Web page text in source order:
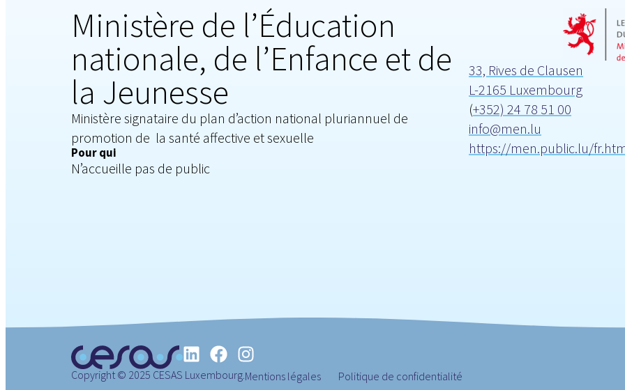
Ministère de l’Éducation
nationale, de l’Enfance et de
la Jeunesse
Ministère signataire du plan d’action national pluriannuel de
promotion de la santé affective et sexuelle
Pour qui
N’accueille pas de public
33, Rives de Clausen
L-2165 Luxembourg
(+352) 24 78 51 00
info@men.lu
https://men.public.lu/
Copyright © 2025 CESAS Luxembourg. Mentions légales Politique de confidentialité